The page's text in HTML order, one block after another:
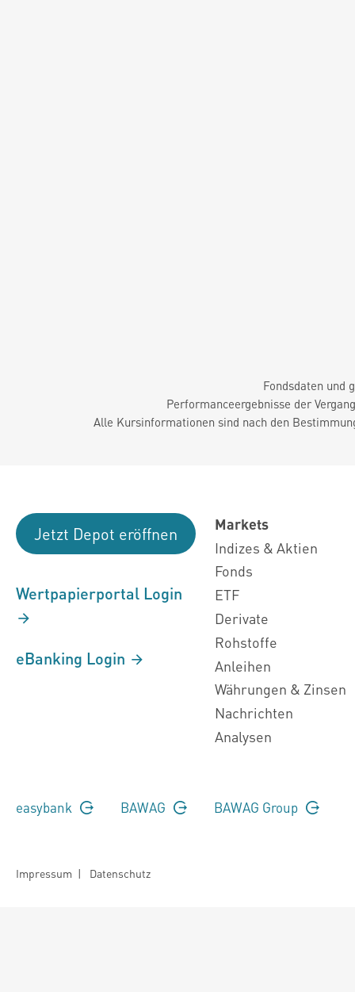
Fondsdaten und
Performanceergebnisse der
Alle Kursinformationen sind nach den
Jetzt Depot eröffnen
Wertpapierportal Login
eBanking Login
Markets
Indizes & Aktien
Fonds
ETF
Derivate
Rohstoffe
Anleihen
Währungen & Zinsen
Nachrichten
Analysen
easybank BAWAG BAWAG Group
Impressum | Datenschutz